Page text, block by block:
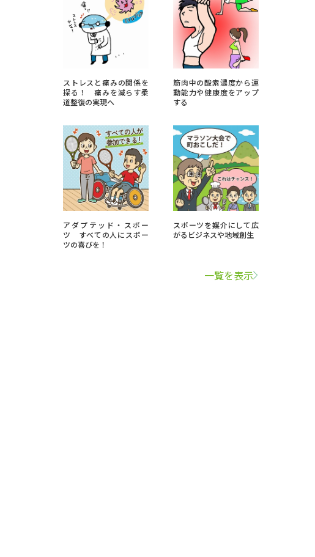
このサイトについて
受付内容・発送状況の確認 テレメール
お支払いサイト
お問合せ先 テレメール進学カタログ訂正のご案内
ストレスと痛みの関係を
探る！ 痛みを減らす柔
道整復の実現へ
筋肉中の酸素濃度から運
動能力や健康度をアップ
する
アダプテッド・スポー
ツ すべての人にスポー
ツの喜びを！
スポーツを媒介にして広
がるビジネスや地域創生
一覧を表示